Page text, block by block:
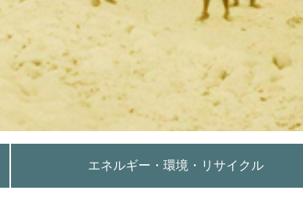
エネルギー・環境・リサイクル